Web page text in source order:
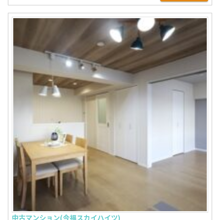
中古マンション(今福スカイハイツ)